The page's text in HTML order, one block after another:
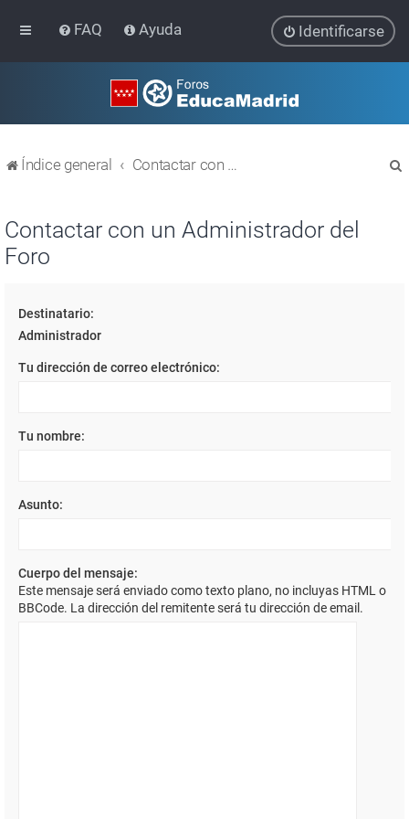
FAQ Ayuda Identificarse
Índice general Contactar con un Administrador del Foro
Contactar con un Administrador del
Foro
Destinatario:
Administrador
Tu dirección de correo electrónico:
Tu nombre:
Asunto:
Cuerpo del mensaje:
Este mensaje será enviado como texto plano, no incluyas HTML o
BBCode. La dirección del remitente será tu dirección de email.